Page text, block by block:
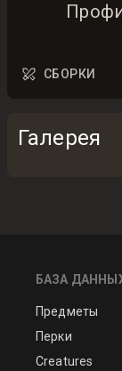
СБОРКИ
Галерея
БАЗА
Предметы
Перки
Creatures